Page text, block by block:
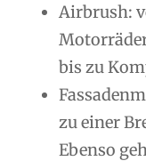
Airbrush:
bis zu
zu einer
Ebenso